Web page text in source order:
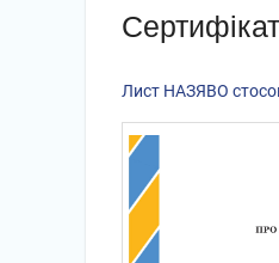
Лист НАЗЯВО